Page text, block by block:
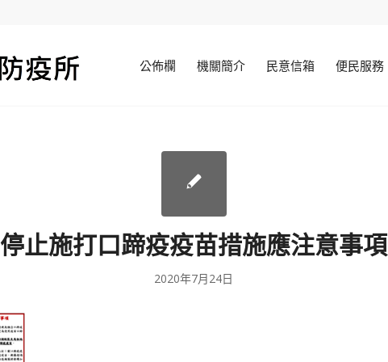
公佈欄 機關簡介 民意信箱 便民服務
停止施打口蹄疫疫苗措施應注意事項
2020年7月24日